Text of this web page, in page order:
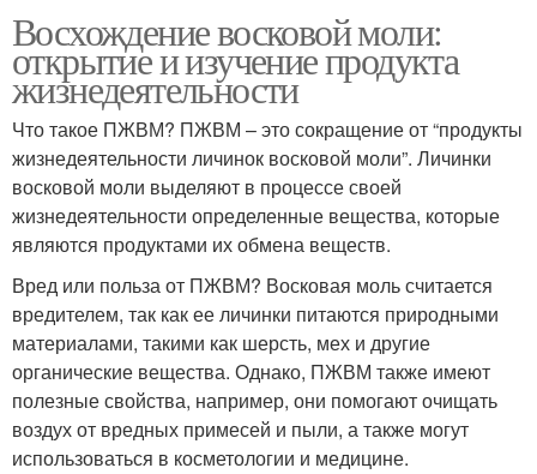
Восхождение восковой моли:
открытие и изучение продукта
жизнедеятельности
Что такое ПЖВМ? ПЖВМ – это сокращение от “продукты
жизнедеятельности личинок восковой моли”. Личинки
восковой моли выделяют в процессе своей
жизнедеятельности определенные вещества, которые
являются продуктами их обмена веществ.
Вред или польза от ПЖВМ? Восковая моль считается
вредителем, так как ее личинки питаются природными
материалами, такими как шерсть, мех и другие
органические вещества. Однако, ПЖВМ также имеют
полезные свойства, например, они помогают очищать
воздух от вредных примесей и пыли, а также могут
использоваться в косметологии и медицине.